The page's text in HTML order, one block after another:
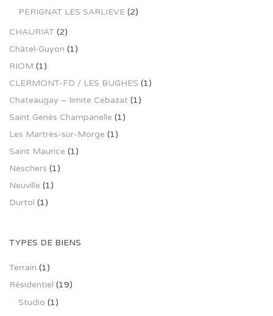
PERIGNAT LES SARLIEVE (2)
CHAURIAT (2)
Châtel-Guyon (1)
RIOM (1)
CLERMONT-FD / LES BUGHES (1)
Chateaugay – limite Cebazat (1)
Saint Genès Champanelle (1)
Les Martres-sur-Morge (1)
Saint Maurice (1)
Neschers (1)
Neuville (1)
Durtol (1)
TYPES DE BIENS
Terrain (1)
Résidentiel (19)
Studio (1)